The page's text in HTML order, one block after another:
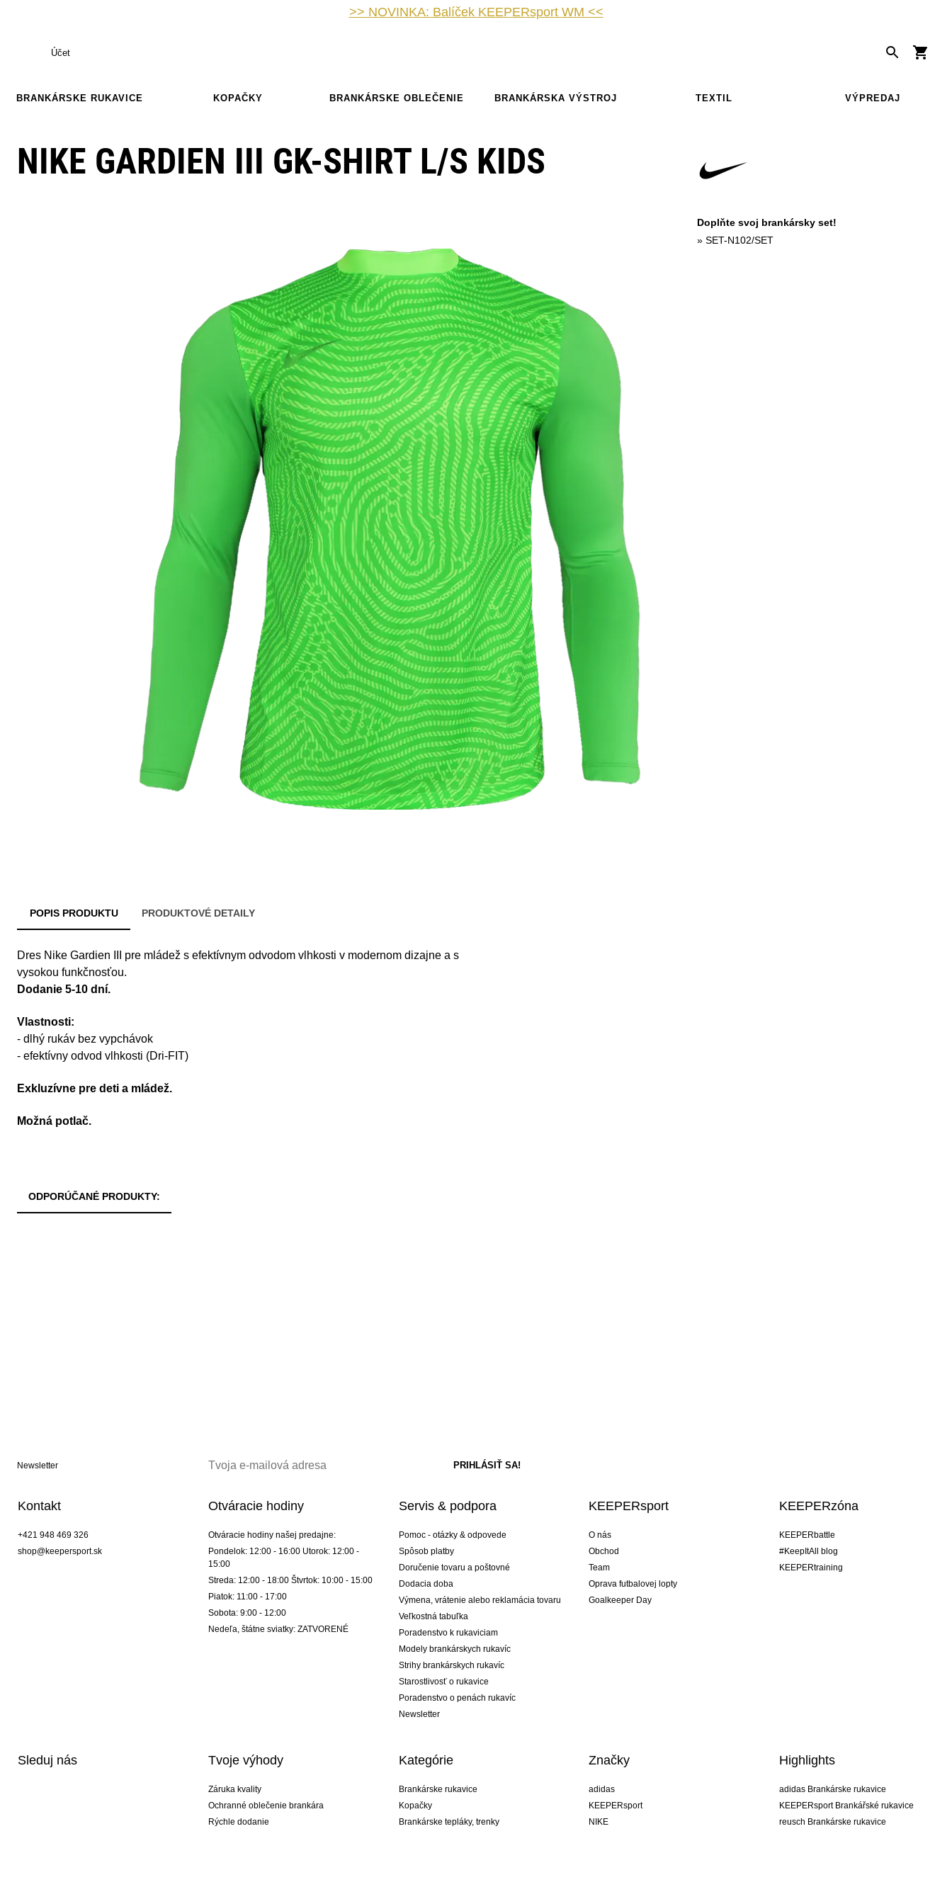
>> NOVINKA: Balíček KEEPERsport WM <<
Účet
BRANKÁRSKE RUKAVICE KOPAČKY BRANKÁRSKE OBLEČENIE BRANKÁRSKA VÝSTROJ TEXTIL VÝPREDAJ
NIKE GARDIEN III GK-SHIRT L/S KIDS
Doplňte svoj brankársky set!
» SET-N102/SET
POPIS PRODUKTU PRODUKTOVÉ DETAILY
Dres Nike Gardien III pre mládež s efektívnym odvodom vlhkosti v modernom dizajne a s
vysokou funkčnosťou.
Dodanie 5-10 dní.
Vlastnosti:
- dlhý rukáv bez vypchávok
- efektívny odvod vlhkosti (Dri-FIT)
Exkluzívne pre deti a mládež.
Možná potlač.
ODPORÚČANÉ PRODUKTY:
Newsletter
Kontakt
+421 948 469 326
shop@keepersport.sk
Otváracie hodiny
Otváracie hodiny našej predajne:
Pondelok: 12:00 - 16:00 Utorok: 12:00 -
15:00
Streda: 12:00 - 18:00 Štvrtok: 10:00 - 15:00
Piatok: 11:00 - 17:00
Sobota: 9:00 - 12:00
Nedeľa, štátne sviatky: ZATVORENÉ
Servis & podpora
Pomoc - otázky & odpovede
Spôsob platby
Doručenie tovaru a poštovné
Dodacia doba
Výmena, vrátenie alebo reklamácia tovaru
Veľkostná tabuľka
Poradenstvo k rukaviciam
Modely brankárskych rukavíc
Strihy brankárskych rukavíc
Starostlivosť o rukavice
Poradenstvo o penách rukavíc
Newsletter
KEEPERsport
O nás
Obchod
Team
Oprava futbalovej lopty
Goalkeeper Day
KEEPERzóna
KEEPERbattle
#KeepItAll blog
KEEPERtraining
Sleduj nás Tvoje výhody
Záruka kvality
Ochranné oblečenie brankára
Rýchle dodanie
Kategórie
Brankárske rukavice
Kopačky
Brankárske tepláky, trenky
Značky
adidas
KEEPERsport
NIKE
Highlights
adidas Brankárske rukavice
KEEPERsport Brankářské rukavice
reusch Brankárske rukavice